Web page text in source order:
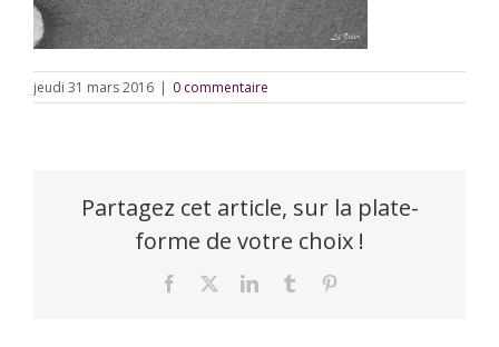
jeudi 31 mars 2016 | 0 commentaire
Partagez cet article, sur la plate-
forme de votre choix !
Facebook LinkedInTumblr